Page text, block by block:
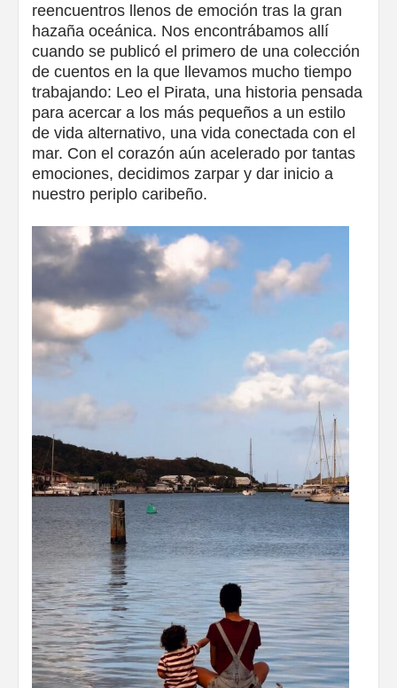
reencuentros llenos de emoción tras la gran
hazaña oceánica. Nos encontrábamos allí
cuando se publicó el primero de una colección
de cuentos en la que llevamos mucho tiempo
trabajando: Leo el Pirata, una historia pensada
para acercar a los más pequeños a un estilo
de vida alternativo, una vida conectada con el
mar. Con el corazón aún acelerado por tantas
emociones, decidimos zarpar y dar inicio a
nuestro periplo caribeño.